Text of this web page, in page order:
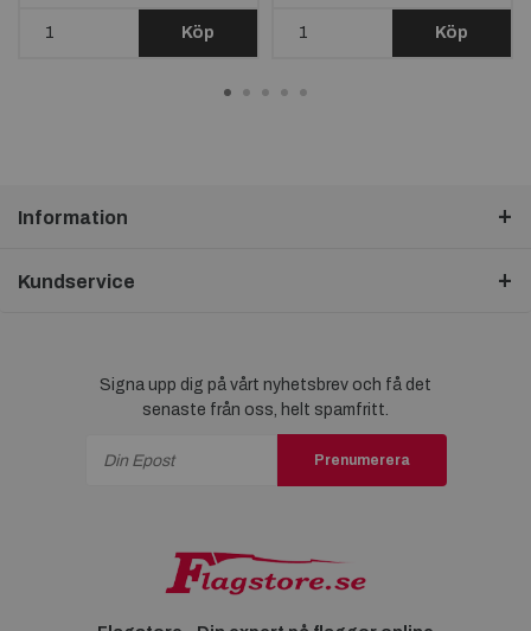
Köp Köp
Information
Kundservice
Signa upp dig på vårt nyhetsbrev och få det
senaste från oss, helt spamfritt.
Prenumerera